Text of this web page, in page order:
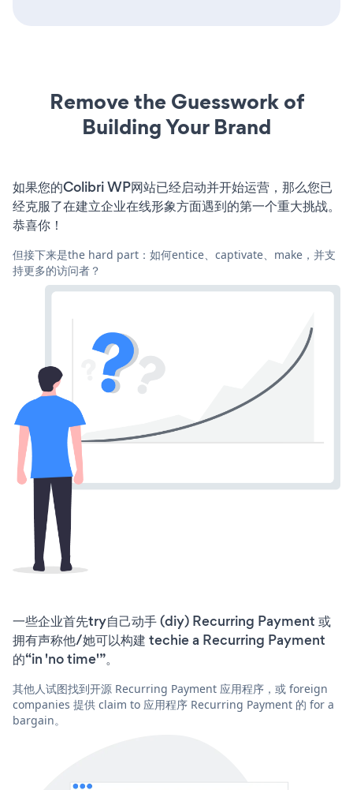
Remove the Guesswork of
Building Your Brand
如果您的Colibri WP网站已经启动并开始运营，那么您已
经克服了在建立企业在线形象方面遇到的第一个重大挑战。
恭喜你！
但接下来是the hard part：如何entice、captivate、make，并支
持更多的访问者？
一些企业首先try自己动手 (diy) Recurring Payment 或
拥有声称他/她可以构建 techie a Recurring Payment
的“in 'no time'”。
其他人试图找到开源 Recurring Payment 应用程序，或 foreign
companies 提供 claim to 应用程序 Recurring Payment 的 for a
bargain。